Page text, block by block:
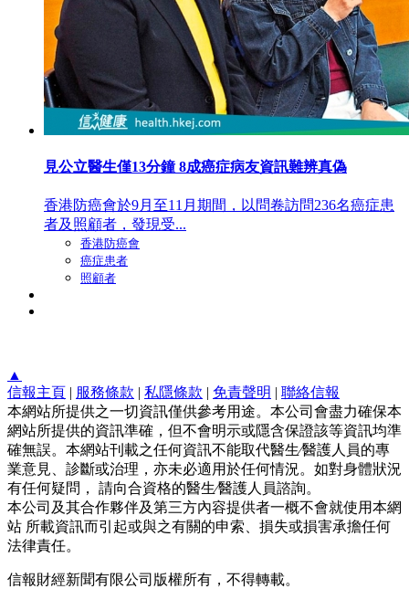
見公立醫生僅13分鐘 8成癌症病友資訊難辨真偽
香港防癌會於9月至11月期間，以問卷訪問236名癌症患
者及照顧者，發現受...
香港防癌會
癌症患者
照顧者
▲
信報主頁 | 服務條款 | 私隱條款 | 免責聲明 | 聯絡信報
本網站所提供之一切資訊僅供參考用途。本公司會盡力確保本
網站所提供的資訊準確，但不會明示或隱含保證該等資訊均準
確無誤。本網站刊載之任何資訊不能取代醫生∕醫護人員的專
業意見、診斷或治理，亦未必適用於任何情況。如對身體狀況
有任何疑問， 請向合資格的醫生∕醫護人員諮詢。
本公司及其合作夥伴及第三方內容提供者一概不會就使用本網
站 所載資訊而引起或與之有關的申索、損失或損害承擔任何
法律責任。
信報財經新聞有限公司版權所有，不得轉載。